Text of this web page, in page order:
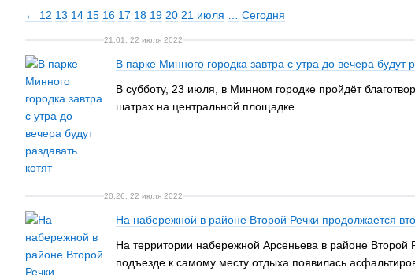
← 12 13 14 15 16 17 18 19 20 21 июля Сегодня
21:01, 22 июля 2022
В парке Минного городка завтра с утра до вечера будут
В субботу, 23 июля, в Минном городке пройдёт
шатрах на центральной площадке.
20:26, 22 июля 2022
На набережной в районе Второй Речки продолжается
На территории набережной Арсеньева в районе Второй
подъезде к самому месту отдыха появилась